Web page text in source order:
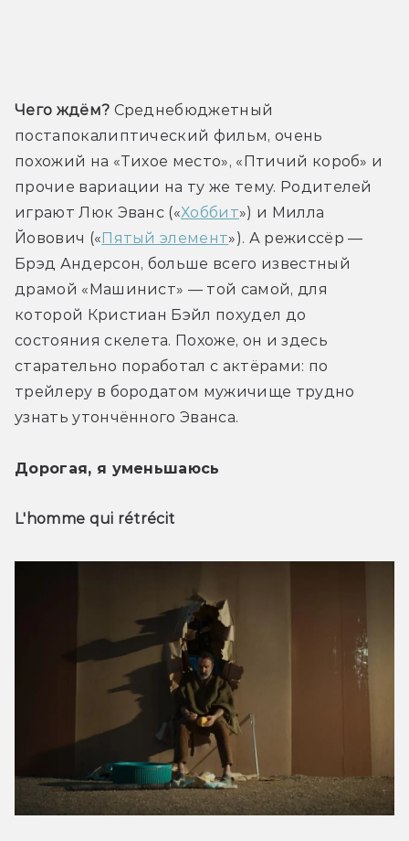
Чего ждём? Среднебюджетный
постапокалиптический фильм, очень
похожий на «Тихое место», «Птичий короб» и
прочие вариации на ту же тему. Родителей
играют Люк Эванс («Хоббит») и Милла
Йовович («Пятый элемент»). А режиссёр —
Брэд Андерсон, больше всего известный
драмой «Машинист» — той самой, для
которой Кристиан Бэйл похудел до
состояния скелета. Похоже, он и здесь
старательно поработал с актёрами: по
трейлеру в бородатом мужичище трудно
узнать утончённого Эванса.
Дорогая, я уменьшаюсь
L'homme qui rétrécit